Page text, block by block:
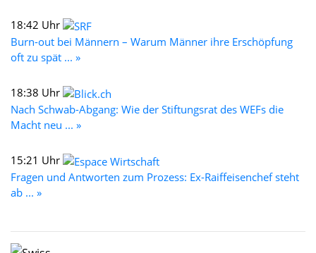
18:42 Uhr
Burn-out bei Männern – Warum Männer ihre Erschöpfung
oft zu spät ... »
18:38 Uhr
Nach Schwab-Abgang: Wie der Stiftungsrat des WEFs die
Macht neu ... »
15:21 Uhr
Fragen und Antworten zum Prozess: Ex-Raiffeisenchef steht
ab ... »